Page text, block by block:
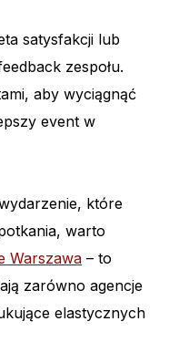
satysfakcji lub
zespołu.
aby wyciągnąć
event w
które
warto
Warszawa – to
zarówno agencje
elastycznych